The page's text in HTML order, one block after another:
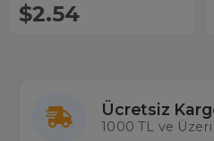
$2.54
Ücretsiz
1000 TL ve